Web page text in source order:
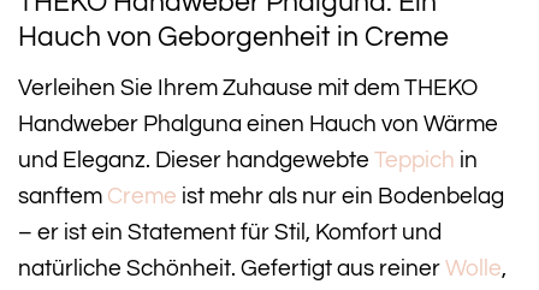
Hauch von Geborgenheit in Creme
Verleihen Sie Ihrem Zuhause mit dem THEKO
Handweber Phalguna einen Hauch von Wärme
und Eleganz. Dieser handgewebte Teppich in
sanftem Creme ist mehr als nur ein Bodenbelag
– er ist ein Statement für Stil, Komfort und
natürliche Schönheit. Gefertigt aus reiner Wolle,